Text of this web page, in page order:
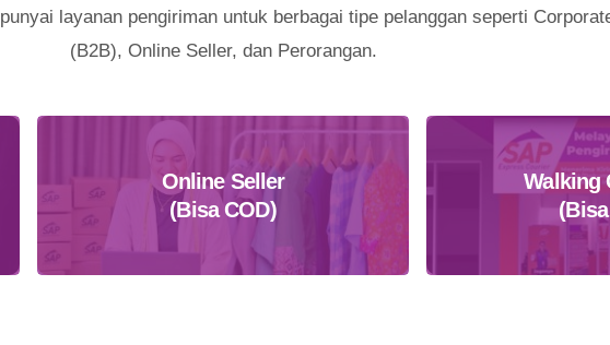
layanan pengiriman untuk berbagai tipe pelanggan seperti
(B2B), Online Seller, dan Perorangan.
Online Seller
(Bisa COD)
Walking